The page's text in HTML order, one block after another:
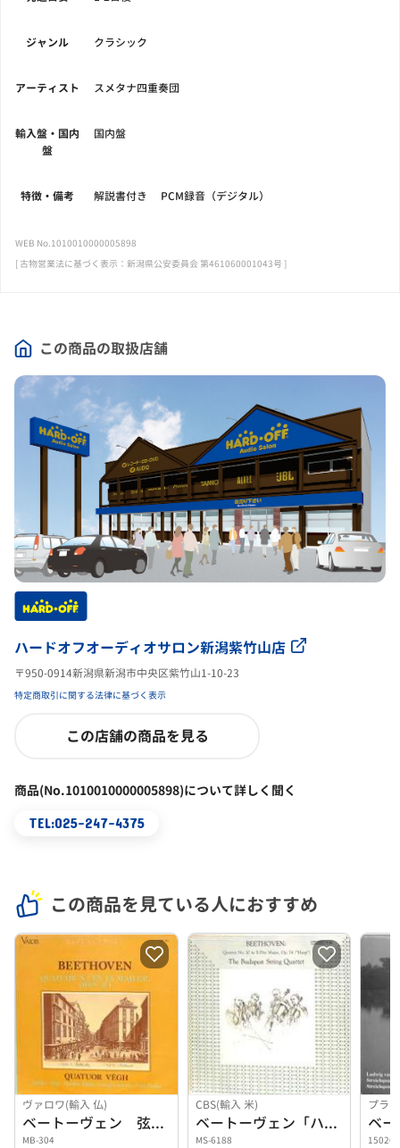
この商品の取扱店舗
ハードオフオーディオサロン新潟紫竹山店
〒950-0914新潟県新潟市中央区紫竹山1-10-23
特定商取引に関する法律に基づく表示
この店舗の商品を見る
商品(No.1010010000005898)について詳しく聞く
TEL:025-247-4375
ジャンル クラシック
アーティスト スメタナ四重奏団
輸入盤・国内
盤
国内盤
特徴・備考 解説書付き PCM録音（デジタル）
WEB No.1010010000005898
[ 古物営業法に基づく表示：新潟県公安委員会 第461060001043号 ]
この商品を見ている人におすすめ
ヴァロワ(輸入 仏)
ベートーヴェン 弦楽四重奏第７番 ヴェーグQ
MB-304
CBS(輸入 米)
ベートーヴェン「ハープ」ブダペストQ
MS-6188
プラ